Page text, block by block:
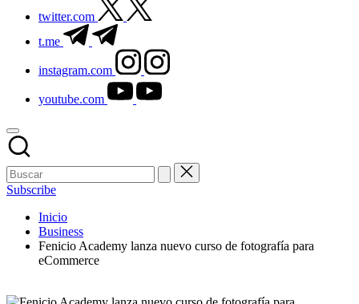
twitter.com
t.me
instagram.com
youtube.com
Subscribe
Inicio
Business
Fenicio Academy lanza nuevo curso de fotografía para
eCommerce